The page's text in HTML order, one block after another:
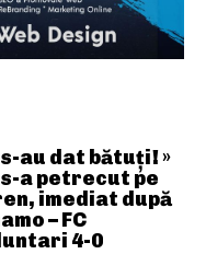
s-au dat bătuți! »
s-a petrecut pe
imediat după
– FC
4-0